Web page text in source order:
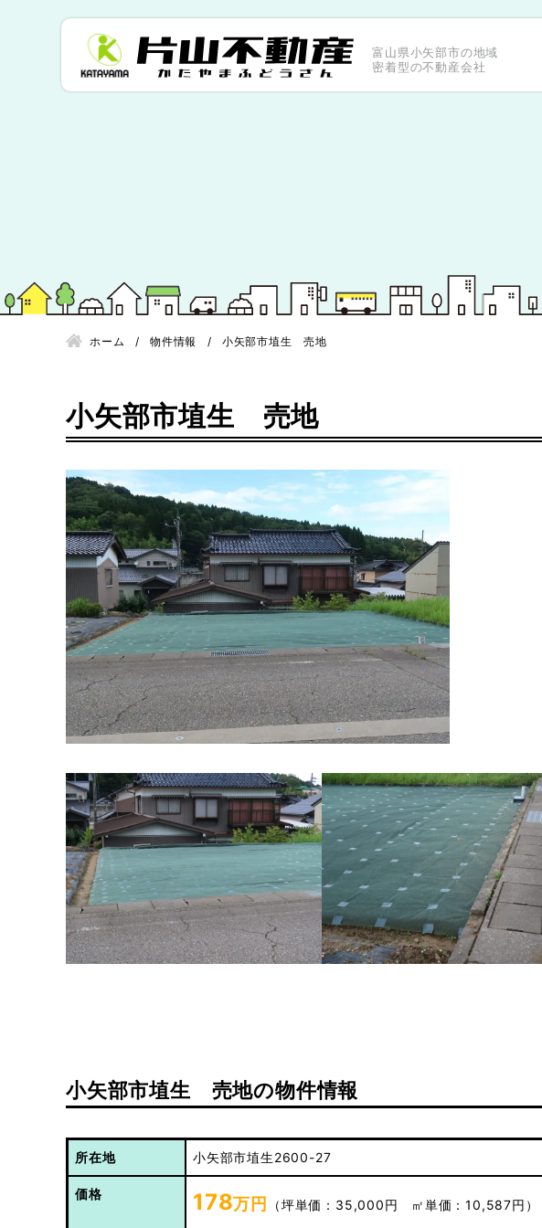
富山県小矢部市の地域
密着型の不動産会社
ホーム 物件情報 小矢部市埴生 売地
小矢部市埴生 売地
小矢部市埴生 売地の物件情報
所在地 小矢部市埴生2600-27
価格 178万円 （坪単価：35,000円 ㎡単価：10,587円 ）